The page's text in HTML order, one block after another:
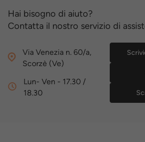
Hai bisogno di aiuto?
Contatta il nostro servizio di
Via Venezia n. 60/a,
Scorzè (Ve)
Lun- Ven - 17.30 /
18.30